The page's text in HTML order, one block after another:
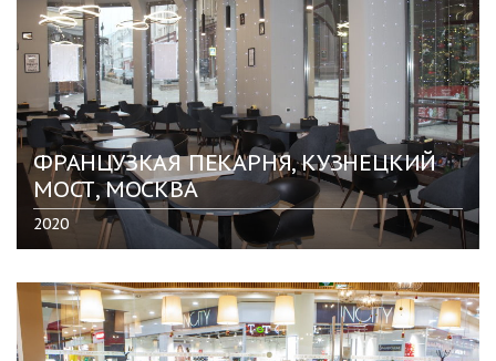
ФРАНЦУЗКАЯ ПЕКАРНЯ, КУЗНЕЦКИЙ
МОСТ, МОСКВА
2020